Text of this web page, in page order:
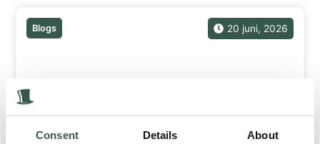
Consent Details About
20 juni, 2026
Blogs